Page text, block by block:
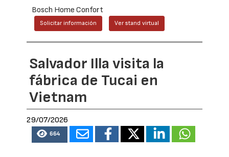
Bosch Home Confort
Solicitar información Ver stand virtual
Salvador Illa visita la
fábrica de Tucai en
Vietnam
29/07/2026
664